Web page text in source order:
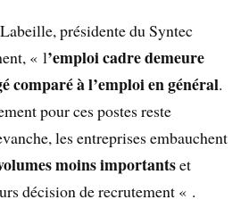
présidente du Syntec
« l’emploi cadre demeure
comparé à l’emploi en général.
pour ces postes reste
les entreprises embauchent
moins importantset
décision de recrutement « .